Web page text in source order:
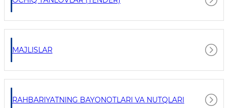
MAJLISLAR
RAHBARIYATNING BAYONOTLARI VA NUTQLARI